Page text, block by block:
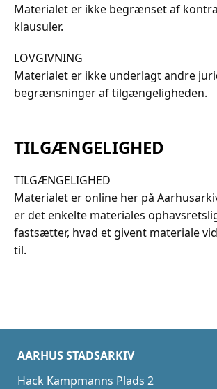
Materialet er ikke begrænset af
klausuler.
LOVGIVNING
Materialet er ikke underlagt andre
begrænsninger af tilgængeligheden.
TILGÆNGELIGHED
TILGÆNGELIGHED
Materialet er online her på
er det enkelte materiales
fastsætter, hvad et givent materiale
til.
AARHUS STADSARKIV
Hack Kampmanns Plads 2